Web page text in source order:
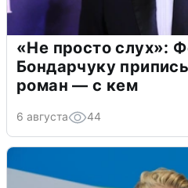
«Не просто слух»:
Бондарчуку
роман — с кем
6 августа 44